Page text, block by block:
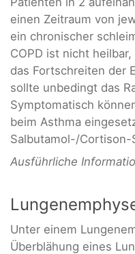
einen Zeitraum von
ein chronischer
COPD ist nicht
das Fortschreiten der
sollte unbedingt das
Symptomatisch
beim Asthma
Salbutamol-/Cortison-
Ausführliche
Unter einem
Überblähung eines